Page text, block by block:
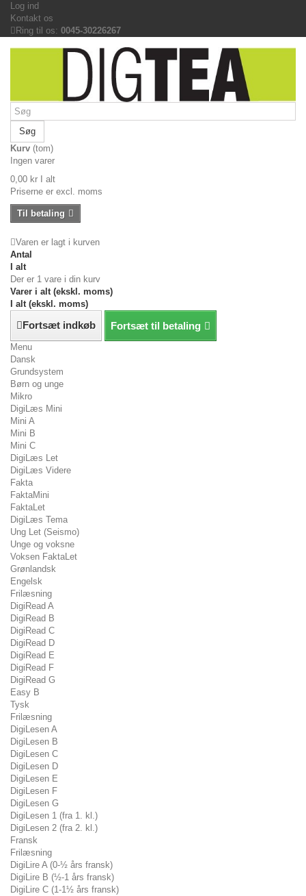
Log ind
Kontakt os
Ring til os: 0045-30226267
Søg
Kurv (tom)
Ingen varer
0,00 kr
I alt
Priserne er excl. moms
Til betaling
Varen er lagt i kurven
Antal
I alt
Der er 1 vare i din kurv
Varer i alt (ekskl. moms)
I alt (ekskl. moms)
Fortsæt indkøb Fortsæt til betaling
Menu
Dansk
Grundsystem
Børn og unge
Mikro
DigiLæs Mini
Mini A
Mini B
Mini C
DigiLæs Let
DigiLæs Videre
Fakta
FaktaMini
FaktaLet
DigiLæs Tema
Ung Let (Seismo)
Unge og voksne
Voksen FaktaLet
Grønlandsk
Engelsk
Frilæsning
DigiRead A
DigiRead B
DigiRead C
DigiRead D
DigiRead E
DigiRead F
DigiRead G
Easy B
Tysk
Frilæsning
DigiLesen A
DigiLesen B
DigiLesen C
DigiLesen D
DigiLesen E
DigiLesen F
DigiLesen G
DigiLesen 1 (fra 1. kl.)
DigiLesen 2 (fra 2. kl.)
Fransk
Frilæsning
DigiLire A (0-½ års fransk)
DigiLire B (½-1 års fransk)
DigiLire C (1-1½ års fransk)